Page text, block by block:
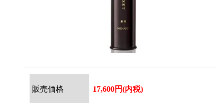
販売価格 17,600円(内税)